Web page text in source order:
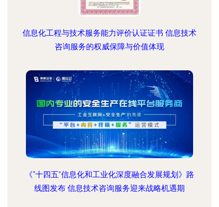
信息化工程与技术服务能力评价认证证书 信息技术
咨询服务的权威保障与价值体现
《“十四五”信息化和工业化深度融合发展规划》路
线图发布 信息技术咨询服务迎来战略机遇期